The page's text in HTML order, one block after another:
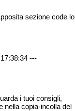
sezione code lo
---
i tuoi consigli,
nella copia-incolla del